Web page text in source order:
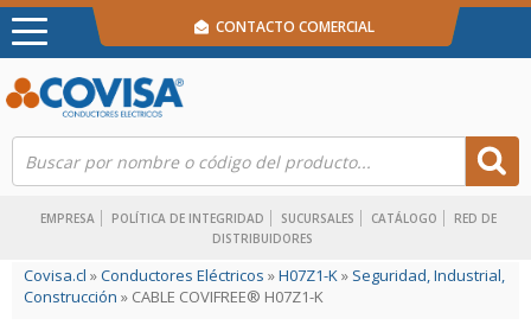
EMPRESA POLÍTICA DE INTEGRIDAD SUCURSALES CATÁLOGO
RED DE
DISTRIBUIDORES
CONTACTO COMERCIAL
Covisa.cl »Conductores Eléctricos »H07Z1-K» Seguridad, Industrial,
Construcción » CABLE COVIFREE® H07Z1-K